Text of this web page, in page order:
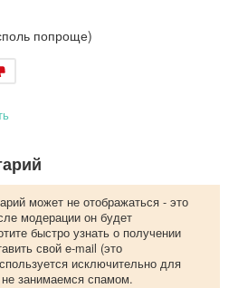
попроще)
может не отображаться - это
модерации он будет
быстро узнать о получении
свой e-mail (это
исключительно для
занимаемся спамом.